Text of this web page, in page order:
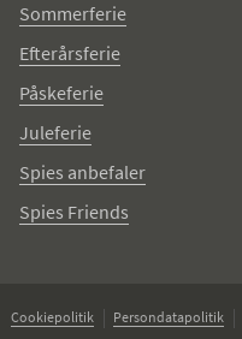
Sommerferie
Efterårsferie
Påskeferie
Juleferie
Spies anbefaler
Spies Friends
Cookiepolitik Persondatapolitik